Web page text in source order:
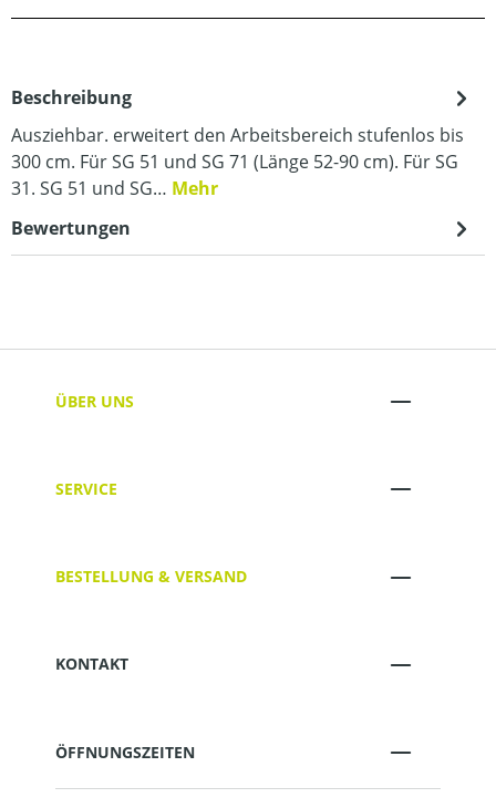
Beschreibung
Ausziehbar. erweitert den Arbeitsbereich stufenlos bis
300 cm. Für SG 51 und SG 71 (Länge 52-90 cm). Für SG
31. SG 51 und SG… Mehr
Bewertungen
ÜBER UNS
SERVICE
BESTELLUNG & VERSAND
KONTAKT
ÖFFNUNGSZEITEN